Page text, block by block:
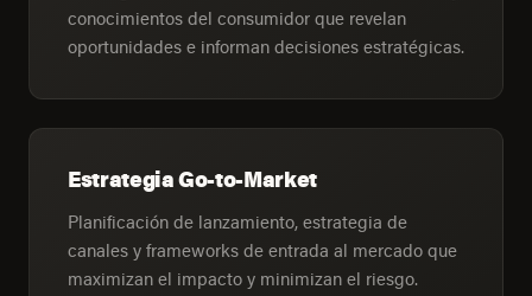
conocimientos del consumidor que revelan
oportunidades e informan decisiones estratégicas.
Estrategia Go-to-Market
Planificación de lanzamiento, estrategia de
canales y frameworks de entrada al mercado que
maximizan el impacto y minimizan el riesgo.